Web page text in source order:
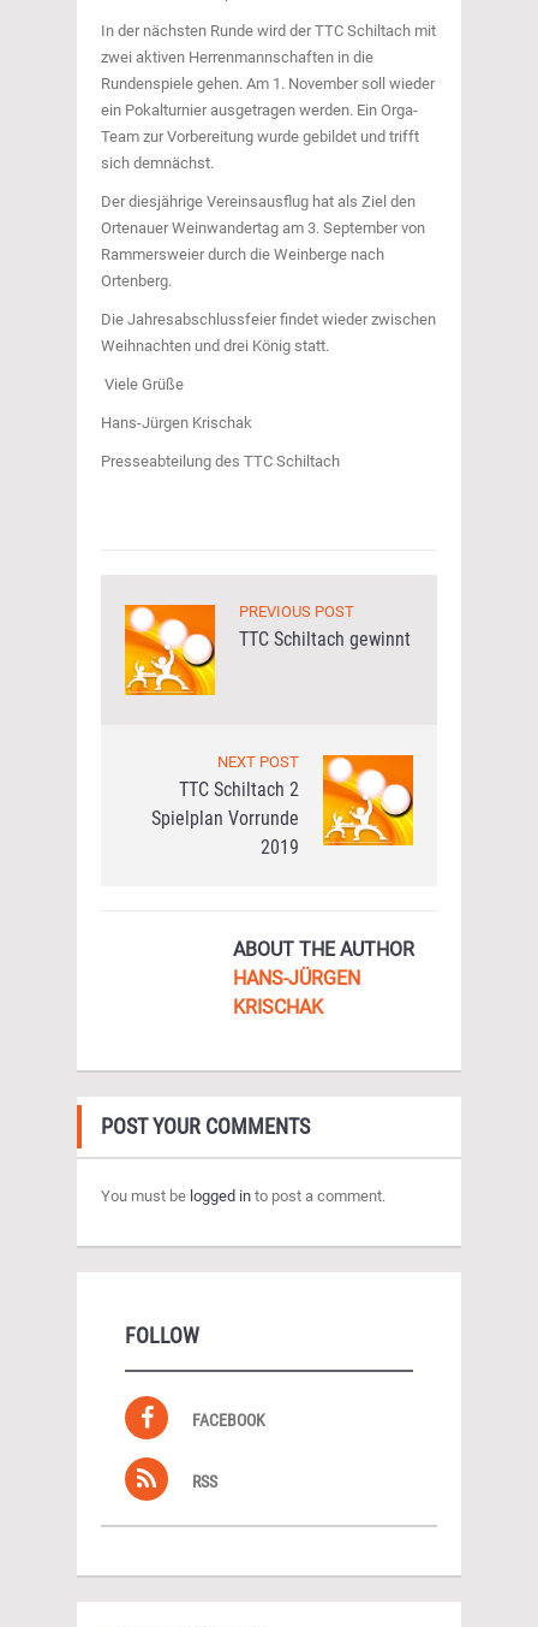
In der nächsten Runde wird der TTC Schiltach mit
zwei aktiven Herrenmannschaften in die
Rundenspiele gehen. Am 1. November soll wieder
ein Pokalturnier ausgetragen werden. Ein Orga-
Team zur Vorbereitung wurde gebildet und trifft
sich demnächst.
Der diesjährige Vereinsausflug hat als Ziel den
Ortenauer Weinwandertag am 3. September von
Rammersweier durch die Weinberge nach
Ortenberg.
Die Jahresabschlussfeier findet wieder zwischen
Weihnachten und drei König statt.
Viele Grüße
Hans-Jürgen Krischak
Presseabteilung des TTC Schiltach
PREVIOUS POST
TTC Schiltach gewinnt
NEXT POST
TTC Schiltach 2
Spielplan Vorrunde
2019
ABOUT THE AUTHOR
HANS-JÜRGEN
KRISCHAK
POST YOUR COMMENTS
You must be logged in to post a comment.
FOLLOW
FACEBOOK
RSS